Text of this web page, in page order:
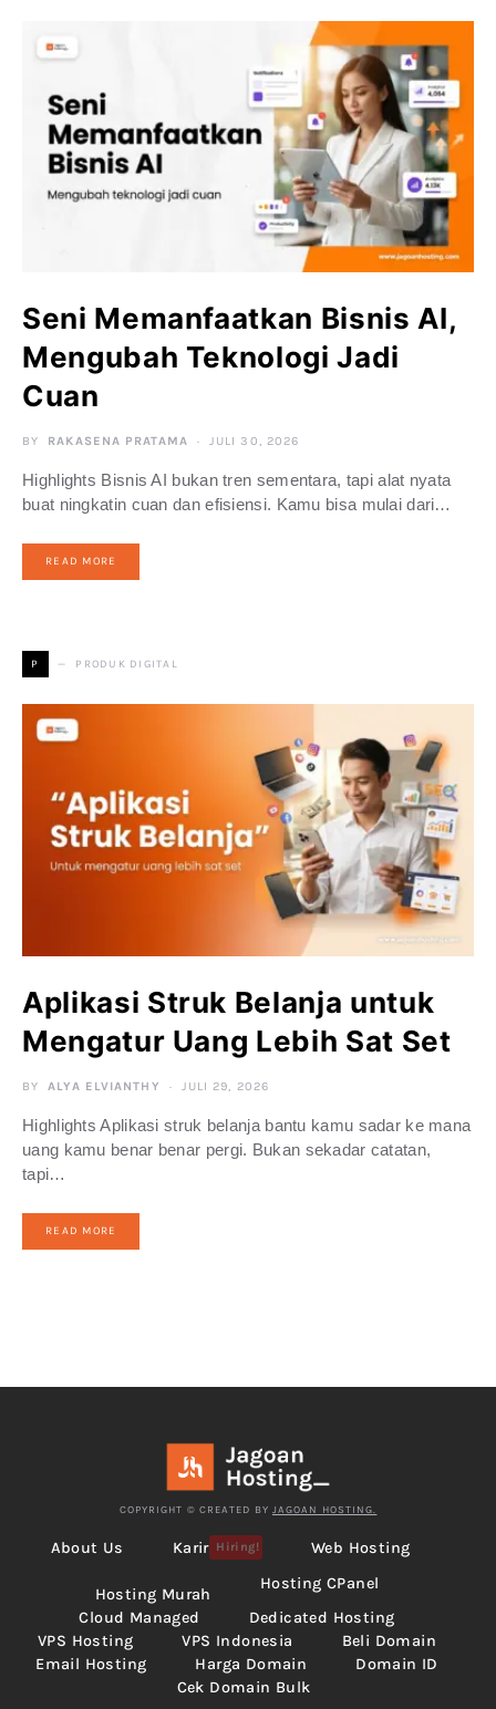
Seni Memanfaatkan Bisnis AI,
Mengubah Teknologi Jadi
Cuan
BY RAKASENA PRATAMA JULI 30, 2026
Highlights Bisnis AI bukan tren sementara, tapi alat nyata
buat ningkatin cuan dan efisiensi. Kamu bisa mulai dari…
READ MORE
P PRODUK DIGITAL
Aplikasi Struk Belanja untuk
Mengatur Uang Lebih Sat Set
BY ALYA ELVIANTHY JULI 29, 2026
Highlights Aplikasi struk belanja bantu kamu sadar ke mana
uang kamu benar benar pergi. Bukan sekadar catatan,
tapi…
READ MORE
COPYRIGHT © CREATED BY JAGOAN HOSTING.
About Us Karir Hiring! Web Hosting
Hosting Murah
Hosting CPanel
Cloud Managed
Dedicated Hosting
VPS Hosting
VPS Indonesia
Beli Domain
Email Hosting
Harga Domain
Domain ID
Cek Domain Bulk